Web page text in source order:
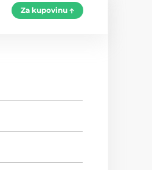
Za kupovinu